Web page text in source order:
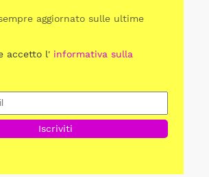
aggiornato sulle ultime
accetto l' informativa sulla